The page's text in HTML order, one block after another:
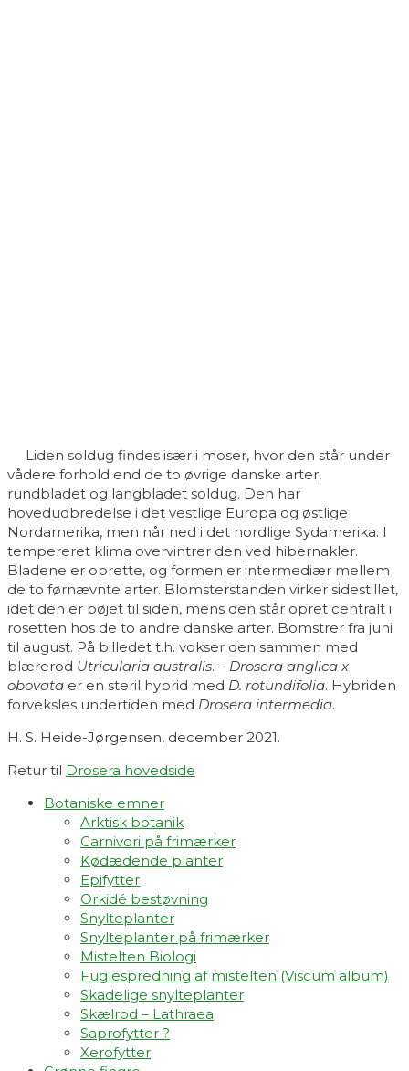
Liden soldug findes især i moser, hvor den står under
vådere forhold end de to øvrige danske arter,
rundbladet og langbladet soldug. Den har
hovedudbredelse i det vestlige Europa og østlige
Nordamerika, men når ned i det nordlige Sydamerika. I
tempereret klima overvintrer den ved hibernakler.
Bladene er oprette, og formen er intermediær mellem
de to førnævnte arter. Blomsterstanden virker sidestillet,
idet den er bøjet til siden, mens den står opret centralt i
rosetten hos de to andre danske arter. Bomstrer fra juni
til august. På billedet t.h. vokser den sammen med
blærerod Utricularia australis. – Drosera anglica x
obovata er en steril hybrid med D. rotundifolia. Hybriden
forveksles undertiden med Drosera intermedia.
H. S. Heide-Jørgensen, december 2021.
Retur til Drosera hovedside
Botaniske emner
Arktisk botanik
Carnivori på frimærker
Kødædende planter
Epifytter
Orkidé bestøvning
Snylteplanter
Snylteplanter på frimærker
Mistelten Biologi
Fuglespredning af mistelten (Viscum album)​
Skadelige snylteplanter
Skælrod – Lathraea
Saprofytter ?
Xerofytter